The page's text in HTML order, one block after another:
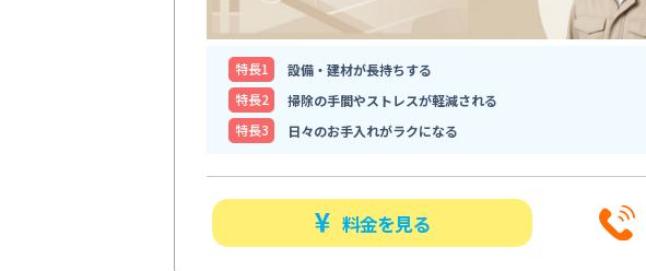
特⻑1
設備・建材が長持ちする
特⻑2
掃除の手間やストレスが軽減される
特⻑3
日々のお手入れがラクになる
料金を見る